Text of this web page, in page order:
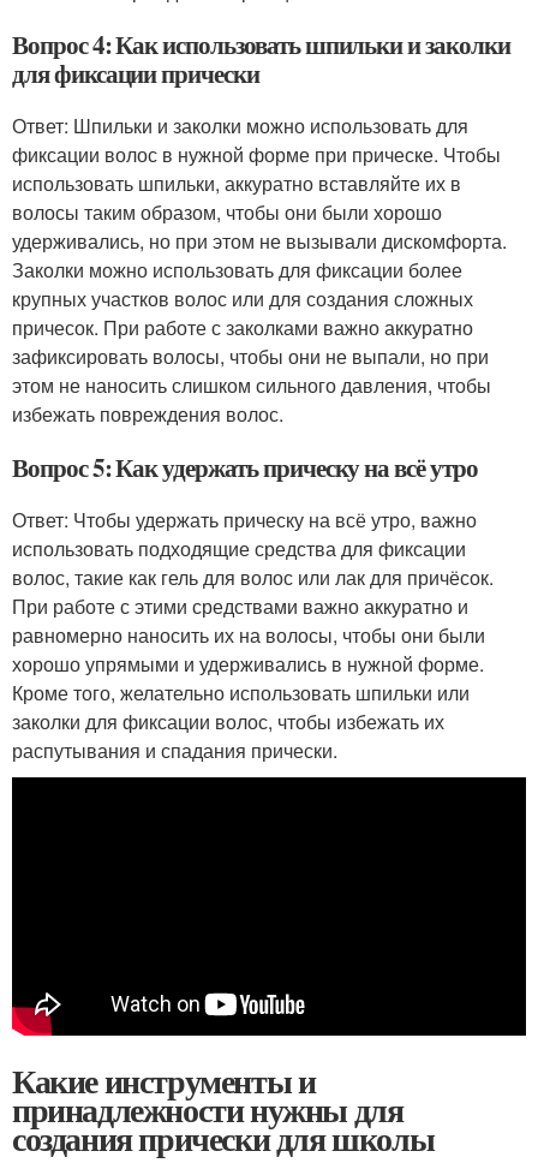
Вопрос 4: Как использовать шпильки и заколки
для фиксации прически
Ответ: Шпильки и заколки можно использовать для
фиксации волос в нужной форме при прическе. Чтобы
использовать шпильки, аккуратно вставляйте их в
волосы таким образом, чтобы они были хорошо
удерживались, но при этом не вызывали дискомфорта.
Заколки можно использовать для фиксации более
крупных участков волос или для создания сложных
причесок. При работе с заколками важно аккуратно
зафиксировать волосы, чтобы они не выпали, но при
этом не наносить слишком сильного давления, чтобы
избежать повреждения волос.
Вопрос 5: Как удержать прическу на всё утро
Ответ: Чтобы удержать прическу на всё утро, важно
использовать подходящие средства для фиксации
волос, такие как гель для волос или лак для причёсок.
При работе с этими средствами важно аккуратно и
равномерно наносить их на волосы, чтобы они были
хорошо упрямыми и удерживались в нужной форме.
Кроме того, желательно использовать шпильки или
заколки для фиксации волос, чтобы избежать их
распутывания и спадания прически.
Какие инструменты и
принадлежности нужны для
создания прически для школы